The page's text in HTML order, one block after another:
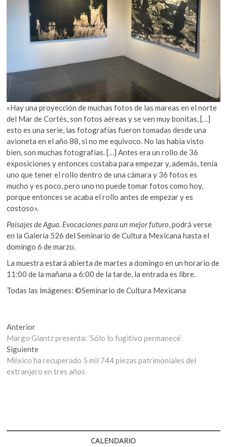
«Hay una proyección de muchas fotos de las mareas en el norte
del Mar de Cortés, son fotos aéreas y se ven muy bonitas, […]
esto es una serie, las fotografías fueron tomadas desde una
avioneta en el año 88, si no me equivoco. No las había visto
bien, son muchas fotografías. […] Antes era un rollo de 36
exposiciones y entonces costaba para empezar y, además, tenía
uno que tener el rollo dentro de una cámara y 36 fotos es
mucho y es poco, pero uno no puede tomar fotos como hoy,
porque entonces se acaba el rollo antes de empezar y es
costoso».
Paisajes de Agua. Evocaciones para un mejor futuro, podrá verse
en la Galería 526 del Seminario de Cultura Mexicana hasta el
domingo 6 de marzo.
La muestra estará abierta de martes a domingo en un horario de
11:00 de la mañana a 6:00 de la tarde, la entrada es libre.
Todas las imágenes: ©Seminario de Cultura Mexicana
Navegación
de
entradas
AnteriorEntrada
anterior:
Margo Glantz presenta: ‘Sólo lo fugitivo permanece’
SiguienteEntrada
siguiente:
México ha recuperado 5 mil 744 piezas patrimoniales del
extranjero en tres años
CALENDARIO